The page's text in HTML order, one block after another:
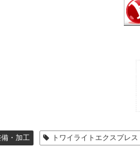
・加工 トワイライトエクスプレス